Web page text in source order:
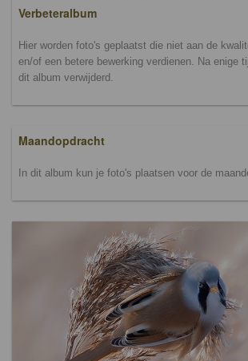
Verbeteralbum
Hier worden foto's geplaatst die niet aan de
en/of een betere bewerking verdienen. Na enige
dit album verwijderd.
Maandopdracht
In dit album kun je foto's plaatsen voor de